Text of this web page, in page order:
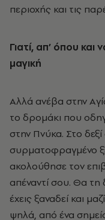
περιοχής και τις
Γιατί, απ’ όπου και
μαγική
Αλλά ανέβα στην
το δρομάκι που
στην Πνύκα. Στο
συρματοφραγμένο
ακολούθησε τον
απέναντί σου. Θα τη
έχεις ξαναδεί και
ψηλά, από ένα